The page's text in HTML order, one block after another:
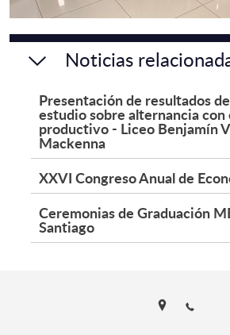
Noticias
Presentación de resultados
estudio sobre alternancia con
productivo - Liceo Benjamín
Mackenna
XXVI Congreso Anual de
Ceremonias de Graduación
Santiago